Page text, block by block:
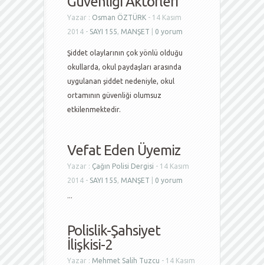
Yazar : Osman ÖZTÜRK - 14 Kasım
2014 - SAYI 155, MANŞET 0 yorum
Şiddet olaylarının çok yönlü olduğu
okullarda, okul paydaşları arasında
uygulanan şiddet nedeniyle, okul
ortamının güvenliği olumsuz
etkilenmektedir.
Vefat Eden Üyemiz
Yazar : Çağın Polisi Dergisi - 14 Kasım
2014 - SAYI 155, MANŞET
0 yorum
...
Polislik-Şahsiyet
İlişkisi-2
Yazar : Mehmet Salih Tuzcu - 14 Kasım